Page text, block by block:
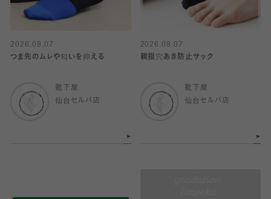
2026.08.07
つま先のムレや匂いを抑える
靴下屋
仙台セルバ店
2026.08.07
親指穴あき防止サック
靴下屋
仙台セルバ店